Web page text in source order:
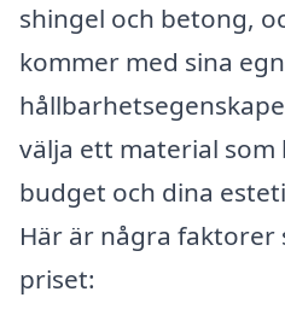
shingel och betong,
kommer med sina
välja ett material som
budget och dina
Här är några faktorer
priset: